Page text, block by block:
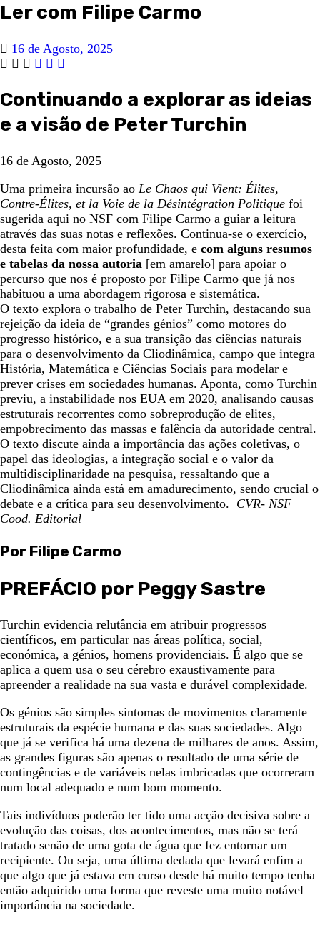
Ler com Filipe Carmo
16 de Agosto, 2025
Continuando a explorar as ideias
e a visão de Peter Turchin
16 de Agosto, 2025
Uma primeira incursão ao Le Chaos qui Vient: Élites,
Contre-Élites, et la Voie de la Désintégration Politique foi
sugerida aqui no NSF com Filipe Carmo a guiar a leitura
através das suas notas e reflexões. Continua-se o exercício,
desta feita com maior profundidade, e com alguns resumos
e tabelas da nossa autoria [em amarelo] para apoiar o
percurso que nos é proposto por Filipe Carmo que já nos
habituou a uma abordagem rigorosa e sistemática.
O texto explora o trabalho de Peter Turchin, destacando sua
rejeição da ideia de “grandes génios” como motores do
progresso histórico, e a sua transição das ciências naturais
para o desenvolvimento da Cliodinâmica, campo que integra
História, Matemática e Ciências Sociais para modelar e
prever crises em sociedades humanas. Aponta, como Turchin
previu, a instabilidade nos EUA em 2020, analisando causas
estruturais recorrentes como sobreprodução de elites,
empobrecimento das massas e falência da autoridade central.
O texto discute ainda a importância das ações coletivas, o
papel das ideologias, a integração social e o valor da
multidisciplinaridade na pesquisa, ressaltando que a
Cliodinâmica ainda está em amadurecimento, sendo crucial o
debate e a crítica para seu desenvolvimento. CVR- NSF
Cood. Editorial
Por Filipe Carmo
PREFÁCIO por Peggy Sastre
Turchin evidencia relutância em atribuir progressos
científicos, em particular nas áreas política, social,
económica, a génios, homens providenciais. É algo que se
aplica a quem usa o seu cérebro exaustivamente para
apreender a realidade na sua vasta e durável complexidade.
Os génios são simples sintomas de movimentos claramente
estruturais da espécie humana e das suas sociedades. Algo
que já se verifica há uma dezena de milhares de anos. Assim,
as grandes figuras são apenas o resultado de uma série de
contingências e de variáveis nelas imbricadas que ocorreram
num local adequado e num bom momento.
Tais indivíduos poderão ter tido uma acção decisiva sobre a
evolução das coisas, dos acontecimentos, mas não se terá
tratado senão de uma gota de água que fez entornar um
recipiente. Ou seja, uma última dedada que levará enfim a
que algo que já estava em curso desde há muito tempo tenha
então adquirido uma forma que reveste uma muito notável
importância na sociedade.